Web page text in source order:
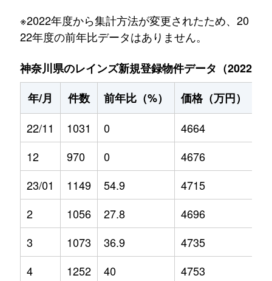
※2022年度から集計方法が変更されたため、20
22年度の前年比データはありません。
神奈川県のレインズ新規登録物件データ（2022年
年/月
件数 前年比（%） 価格（万円）
22/11
1031 0 4664
12
970 0 4676
23/01
1149 54.9 4715
2
1056 27.8 4696
3
1073 36.9 4735
4
1252 40 4753